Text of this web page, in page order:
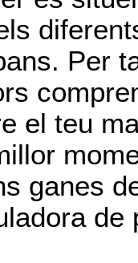
Per
el teu
ganes
de